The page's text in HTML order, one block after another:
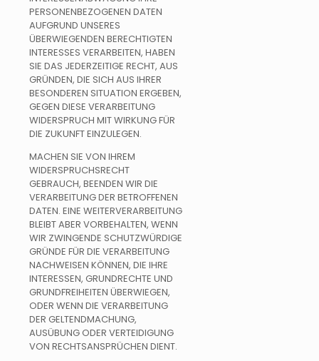
PERSONENBEZOGENEN DATEN
AUFGRUND UNSERES
ÜBERWIEGENDEN BERECHTIGTEN
INTERESSES VERARBEITEN, HABEN
SIE DAS JEDERZEITIGE RECHT, AUS
GRÜNDEN, DIE SICH AUS IHRER
BESONDEREN SITUATION ERGEBEN,
GEGEN DIESE VERARBEITUNG
WIDERSPRUCH MIT WIRKUNG FÜR
DIE ZUKUNFT EINZULEGEN.
MACHEN SIE VON IHREM
WIDERSPRUCHSRECHT
GEBRAUCH, BEENDEN WIR DIE
VERARBEITUNG DER BETROFFENEN
DATEN. EINE WEITERVERARBEITUNG
BLEIBT ABER VORBEHALTEN, WENN
WIR ZWINGENDE SCHUTZWÜRDIGE
GRÜNDE FÜR DIE VERARBEITUNG
NACHWEISEN KÖNNEN, DIE IHRE
INTERESSEN, GRUNDRECHTE UND
GRUNDFREIHEITEN ÜBERWIEGEN,
ODER WENN DIE VERARBEITUNG
DER GELTENDMACHUNG,
AUSÜBUNG ODER VERTEIDIGUNG
VON RECHTSANSPRÜCHEN DIENT.